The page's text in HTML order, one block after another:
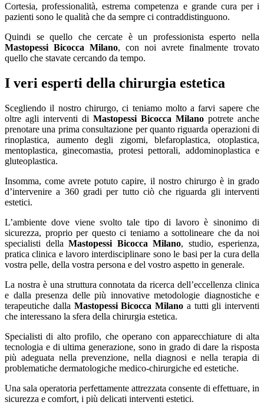
Cortesia, professionalità, estrema competenza e grande cura per i
pazienti sono le qualità che da sempre ci contraddistinguono.
Quindi se quello che cercate è un professionista esperto nella
Mastopessi Bicocca Milano, con noi avrete finalmente trovato
quello che stavate cercando da tempo.
I veri esperti della chirurgia estetica
Scegliendo il nostro chirurgo, ci teniamo molto a farvi sapere che
oltre agli interventi di Mastopessi Bicocca Milano potrete anche
prenotare una prima consultazione per quanto riguarda operazioni di
rinoplastica, aumento degli zigomi, blefaroplastica, otoplastica,
mentoplastica, ginecomastia, protesi pettorali, addominoplastica e
gluteoplastica.
Insomma, come avrete potuto capire, il nostro chirurgo è in grado
d’intervenire a 360 gradi per tutto ciò che riguarda gli interventi
estetici.
L’ambiente dove viene svolto tale tipo di lavoro è sinonimo di
sicurezza, proprio per questo ci teniamo a sottolineare che da noi
specialisti della Mastopessi Bicocca Milano, studio, esperienza,
pratica clinica e lavoro interdisciplinare sono le basi per la cura della
vostra pelle, della vostra persona e del vostro aspetto in generale.
La nostra è una struttura connotata da ricerca dell’eccellenza clinica
e dalla presenza delle più innovative metodologie diagnostiche e
terapeutiche dalla Mastopessi Bicocca Milano a tutti gli interventi
che interessano la sfera della chirurgia estetica.
Specialisti di alto profilo, che operano con apparecchiature di alta
tecnologia e di ultima generazione, sono in grado di dare la risposta
più adeguata nella prevenzione, nella diagnosi e nella terapia di
problematiche dermatologiche medico-chirurgiche ed estetiche.
Una sala operatoria perfettamente attrezzata consente di effettuare, in
sicurezza e comfort, i più delicati interventi estetici.